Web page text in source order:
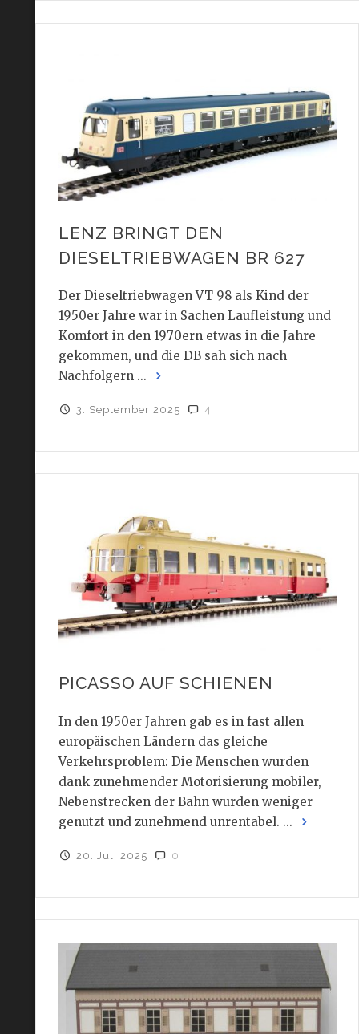
LENZ BRINGT DEN
DIESELTRIEBWAGEN BR 627
Der Dieseltriebwagen VT 98 als Kind der
1950er Jahre war in Sachen Laufleistung und
Komfort in den 1970ern etwas in die Jahre
gekommen, und die DB sah sich nach
Nachfolgern ...
3. September 2025 4
PICASSO AUF SCHIENEN
In den 1950er Jahren gab es in fast allen
europäischen Ländern das gleiche
Verkehrsproblem: Die Menschen wurden
dank zunehmender Motorisierung mobiler,
Nebenstrecken der Bahn wurden weniger
genutzt und zunehmend unrentabel. ...
20. Juli 2025 0